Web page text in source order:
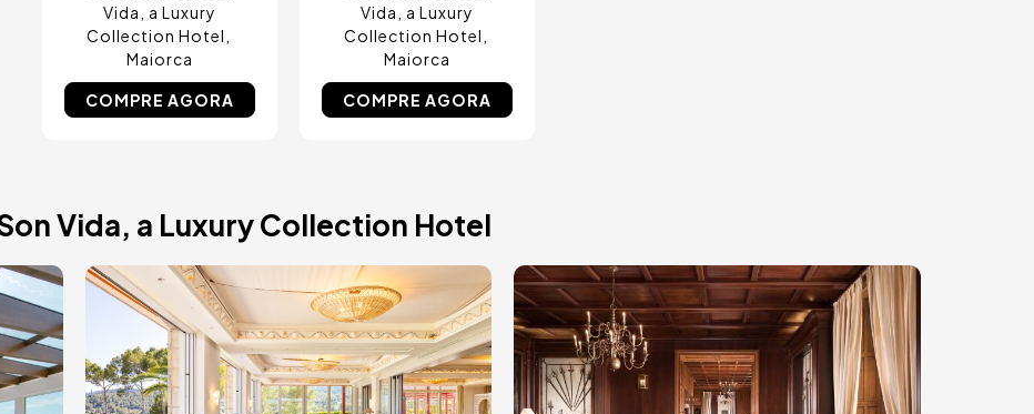
Vida, a Luxury
Collection Hotel
Maiorca
COMPRE AGORA
Vida, a Luxury
Collection Hotel
Maiorca
COMPRE AGORA
Vida, a Luxury Collection Hotel
Imagem Imagem